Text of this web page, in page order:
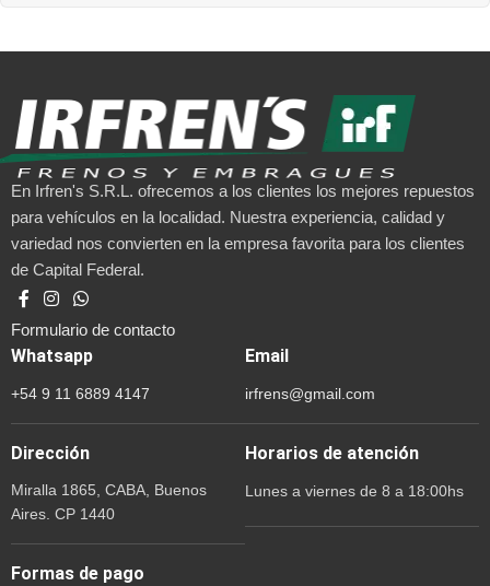
En Irfren's S.R.L. ofrecemos a los clientes los mejores repuestos
para vehículos en la localidad. Nuestra experiencia, calidad y
variedad nos convierten en la empresa favorita para los clientes
de Capital Federal.
Formulario de contacto
Whatsapp
+54 9 11 6889 4147
Email
irfrens@gmail.com
Dirección
Miralla 1865, CABA, Buenos
Aires. CP 1440
Horarios de atención
Lunes a viernes de 8 a 18:00hs
Formas de pago